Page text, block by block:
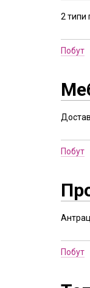
2 типи
Побут
Побут
Побут